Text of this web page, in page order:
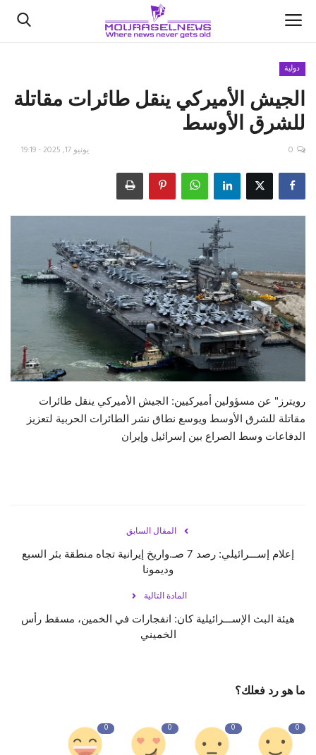
الأخبار
كتّابنا
اقتصاد
رياضة
فيديو
حياة
دولية
الجيش الأميركي ينقل طائرات مقاتلة
للشرق الأوسط
يونيو 17, 2025 - 19:19 0
رويترز" عن مسؤولين أميركيين: الجيش الأميركي ينقل طائرات
مقاتلة للشرق الأوسط ويوسع نطاق نشر الطائرات الحربية لتعزيز
الدفاعات وسط الصراع بين إسرائيل وإيران
المقال السابق
إعلام إســـرائيلي: رصد 7 صـ.واريخ إيرانية تجاه منطقة بئر السبع
وديمونا
المادة التالية
هيئة البث الإســـرائيلية كان: انفجارات في الخمين، مسقط رأس
الخميني
ما هو رد فعلك؟
0
0
0
0